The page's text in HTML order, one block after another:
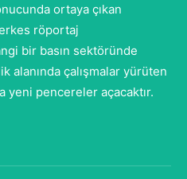
ortaya çıkan
röportaj
bir basın sektöründe
alanında çalışmalar yürüten
yeni pencereler açacaktır.